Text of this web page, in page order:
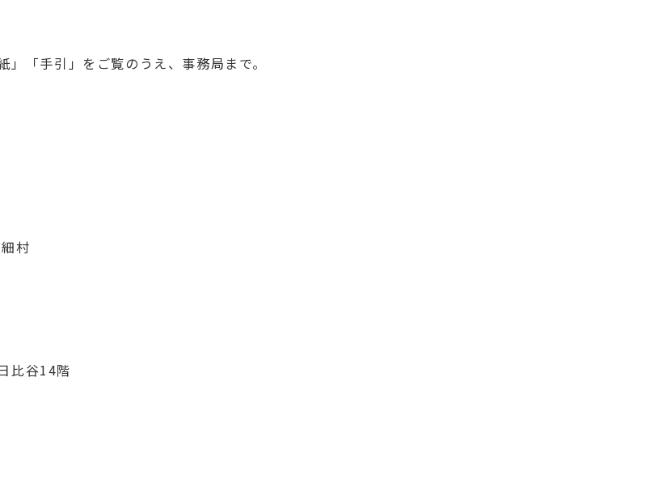
「手引」をご覧のうえ、事務局まで。
村
比谷14階